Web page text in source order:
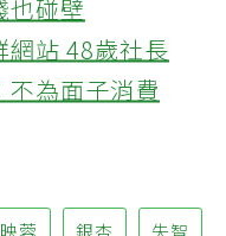
也碰壁
站 48歲社長
不為面子消費
蓉 銀杏 失智